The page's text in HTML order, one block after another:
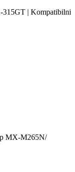
315GT | Kompatibilni
MX-M265N/